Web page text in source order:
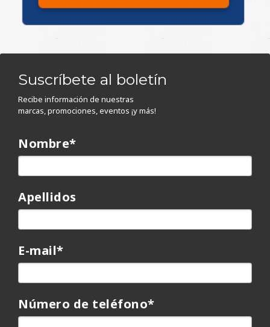
Suscríbete al boletín
Recibe información de nuestras
marcas, promociones, eventos ¡y más!
Nombre*
Apellidos
E-mail*
Número de teléfono*